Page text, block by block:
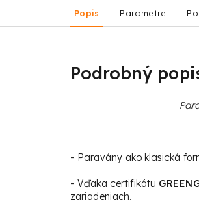
Popis Parametre
Podrobný
- Paravány ako klasická
- Vďaka certifikátu
zariadeniach.